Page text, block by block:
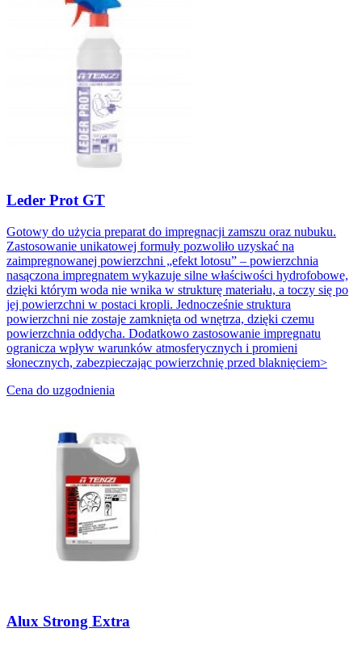
Leder Prot GT
Gotowy do użycia preparat do impregnacji zamszu oraz nubuku.
Zastosowanie unikatowej formuły pozwoliło uzyskać na
zaimpregnowanej powierzchni „efekt lotosu” – powierzchnia
nasączona impregnatem wykazuje silne właściwości hydrofobowe,
dzięki którym woda nie wnika w strukturę materiału, a toczy się po
jej powierzchni w postaci kropli. Jednocześnie struktura
powierzchni nie zostaje zamknięta od wnętrza, dzięki czemu
powierzchnia oddycha. Dodatkowo zastosowanie impregnatu
ogranicza wpływ warunków atmosferycznych i promieni
słonecznych, zabezpieczając powierzchnię przed blaknięciem>
Cena do uzgodnienia
Alux Strong Extra